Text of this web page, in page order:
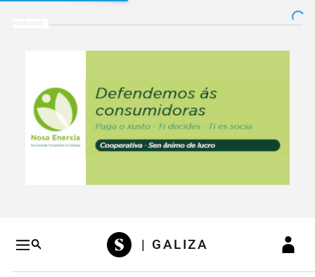
Salto a contenidoSalto a navegación
| GALIZA